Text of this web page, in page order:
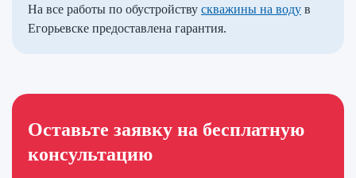
На все работы по обустройству скважины на воду в
Егорьевске предоставлена гарантия.
Оставьте заявку на бесплатную
консультацию